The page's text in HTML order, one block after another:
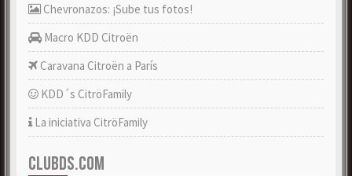
Chevronazos: ¡Sube tus fotos!
Macro KDD Citroën
Caravana Citroën a París
KDD´s CitröFamily
La iniciativa CitröFamily
CLUBDS.COM